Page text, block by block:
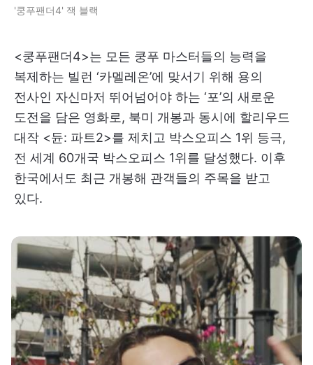
'쿵푸팬더4' 잭 블랙
<쿵푸팬더4>는 모든 쿵푸 마스터들의 능력을
복제하는 빌런 ‘카멜레온’에 맞서기 위해 용의
전사인 자신마저 뛰어넘어야 하는 ‘포’의 새로운
도전을 담은 영화로, 북미 개봉과 동시에 할리우드
대작 <듄: 파트2>​를 제치고 박스오피스 1위 등극,
전 세계 60개국 박스오피스 1위를 달성했다. 이후
한국에서도 최근 개봉해 관객들의 주목을 받고
있다.